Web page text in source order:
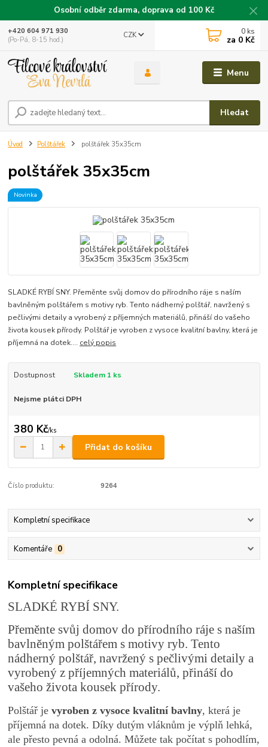
Osobní odběr zdarma, doprava od 100 Kč
Menu
CZK
Hledat
+420 604 971 930
(Po-Pá, 8-15 hod.)
0 ks
za 0 Kč
Úvod Polštářek polštářek 35x35cm
polštářek 35x35cm
Novinka
SLADKÉ RYBÍ SNY. Přeměnte svůj domov do přírodního ráje s naším
bavlněným polštářem s motivy ryb. Tento nádherný polštář, navržený s
pečlivými detaily a vyrobený z příjemných materiálů, přináší do vašeho
života kousek přírody. Polštář je vyroben z vysoce kvalitní bavlny, která je
příjemná na dotek.... celý popis
Dostupnost Skladem 1 ks
Nejsme plátci DPH
380 Kč/ks
Přidat do košíku
Číslo produktu: 9264
Kompletní specifikace
Komentáře 0
Kompletní specifikace
SLADKÉ RYBÍ SNY.
Přeměnte svůj domov do přírodního ráje s naším
bavlněným polštářem s motivy ryb. Tento
nádherný polštář, navržený s pečlivými detaily a
vyrobený z příjemných materiálů, přináší do
vašeho života kousek přírody.
Polštář jevyroben z vysoce kvalitní bavlny, která je
příjemná na dotek. Díky dutým vláknům je výplň lehká,
ale přesto pevná a odolná. Můžete tak počítat s pohodlím,